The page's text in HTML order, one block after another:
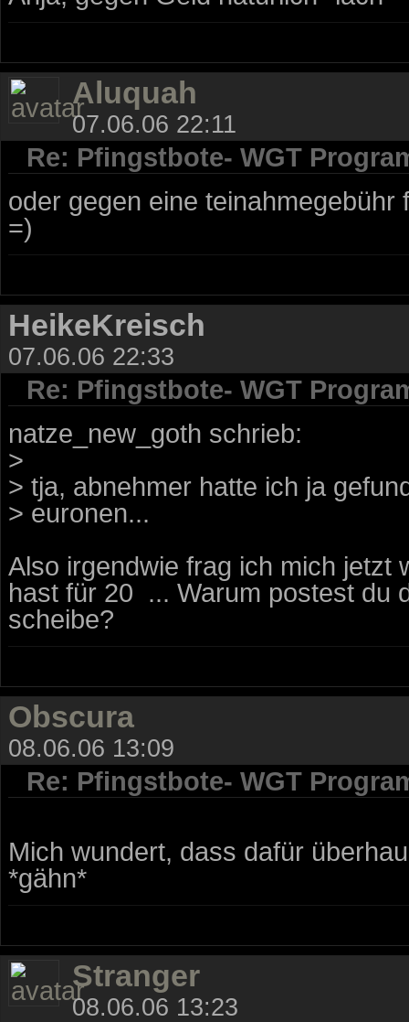
Aluquah
07.06.06 22:11
Re: Pfingstbote- WGT
oder gegen eine
=)
HeikeKreisch
07.06.06 22:33
Re: Pfingstbote- WGT
natze_new_goth schrieb:
>
> tja, abnehmer hatte ich ja
> euronen...
Also irgendwie frag ich mich jetzt
hast für 20  ... Warum postest
scheibe?
Obscura
08.06.06 13:09
Re: Pfingstbote- WGT
Mich wundert, dass dafür
*gähn*
Stranger
08.06.06 13:23